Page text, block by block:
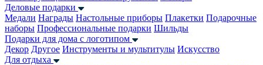
Деловые подарки
Медали Награды Настольные приборы Плакетки Подарочные
наборы Профессиональные подарки Шильды
Подарки для дома с логотипом
Декор Другое Инструменты и мультитулы Искусство
Для отдыха